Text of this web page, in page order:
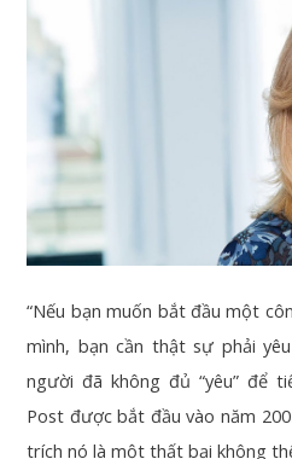
“Nếu bạn muốn bắt đầu một
mình, bạn cần thật sự phải
người đã không đủ “yêu” để
Post được bắt đầu vào năm
trích nó là một thất bại không